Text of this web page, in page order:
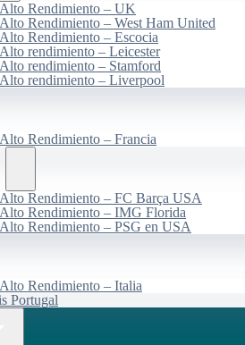
Rendimiento – UK
Rendimiento – West Ham United
Rendimiento – Escocia
rendimiento – Leicester
rendimiento – Stamford
rendimiento – Liverpool
Rendimiento – Francia
Rendimiento – FC Barça USA
Rendimiento – IMG Florida
Rendimiento – PSG en USA
Rendimiento – Italia
Portugal